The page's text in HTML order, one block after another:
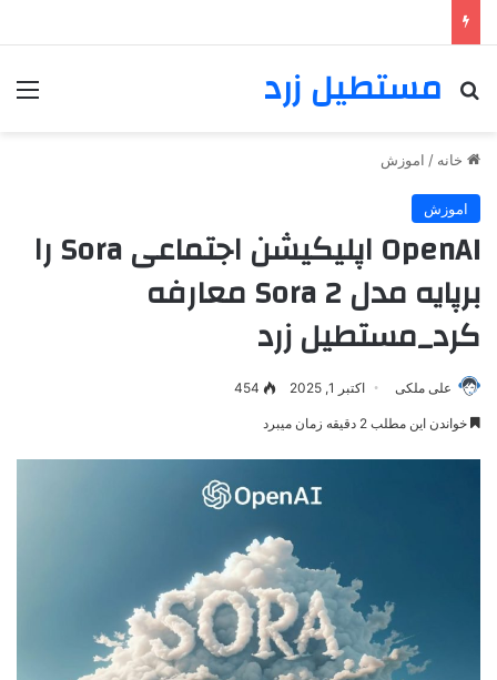
مستطیل زرد
خانه / اموزش
اموزش
OpenAI اپلیکیشن اجتماعی Sora را
برپایه مدل Sora 2 معارفه
کرد_مستطیل زرد
علی ملکی اکتبر 1, 2025 454
خواندن این مطلب 2 دقیقه زمان میبرد